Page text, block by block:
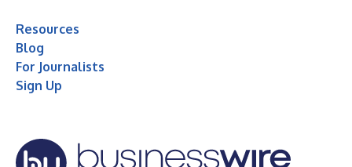
Resources
Blog
For Journalists
Sign Up